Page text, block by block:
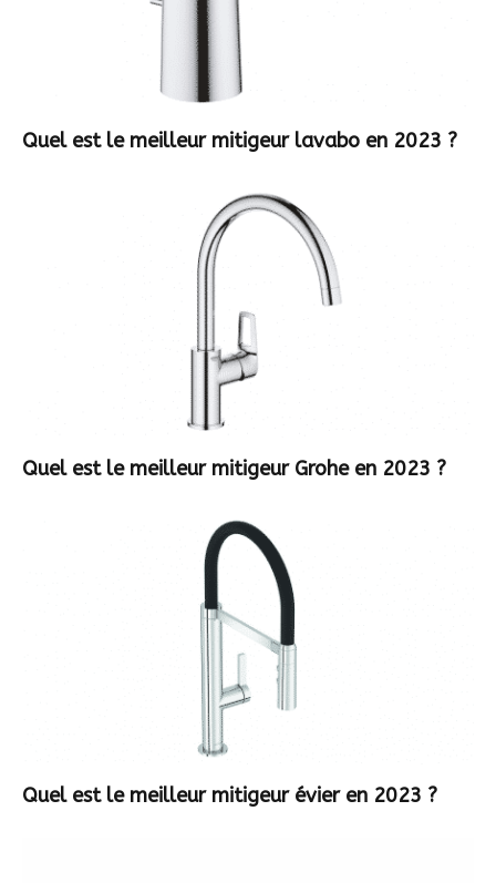
Quel est le meilleur mitigeur lavabo en 2023 ?
Quel est le meilleur mitigeur Grohe en 2023 ?
Quel est le meilleur mitigeur évier en 2023 ?